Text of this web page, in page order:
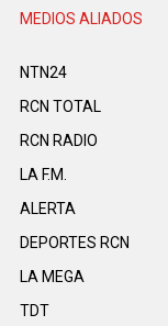
MEDIOS ALIADOS
NTN24
RCN TOTAL
RCN RADIO
LA F.M.
ALERTA
DEPORTES RCN
LA MEGA
TDT